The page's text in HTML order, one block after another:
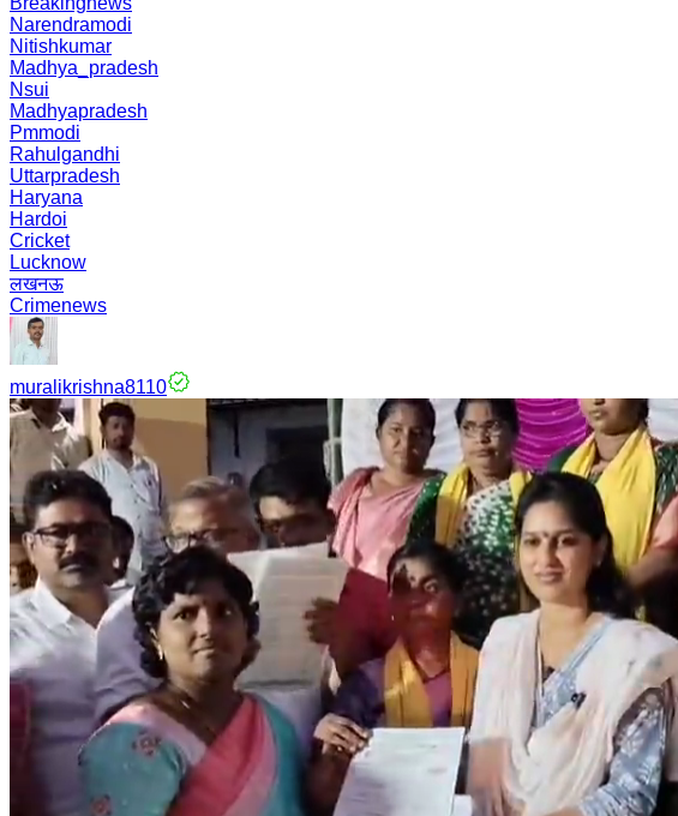
Narendramodi
Nitishkumar
Madhya_pradesh
Nsui
Madhyapradesh
Pmmodi
Rahulgandhi
Uttarpradesh
Haryana
Hardoi
Cricket
Lucknow
लखनऊ
Crimenews
muralikrishna8110